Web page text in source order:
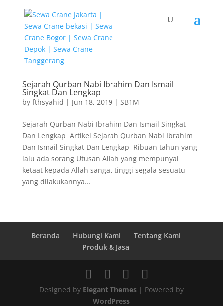
Sejarah Qurban Nabi Ibrahim Dan Ismail
Singkat Dan Lengkap
by fthsyahid | Jun 18, 2019| SB1M
Sejarah Qurban Nabi Ibrahim Dan Ismail Singkat
Dan Lengkap Artikel Sejarah Qurban Nabi Ibrahim
Dan Ismail Singkat Dan Lengkap Ribuan tahun yang
lalu ada sorang Utusan Allah yang mempunyai
ketaat kepada Allah sangat tinggi segala sesuatu
yang dilakukannya...
Beranda Hubungi Kami
Tentang Kami
Produk & Jasa
Designed by Elegant Themes| Powered by
WordPress